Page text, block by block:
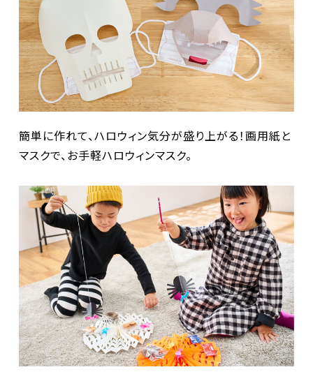
簡単に作れて、ハロウィン気分が盛り上がる！画用紙と
マスクで、お手軽ハロウィンマスク。